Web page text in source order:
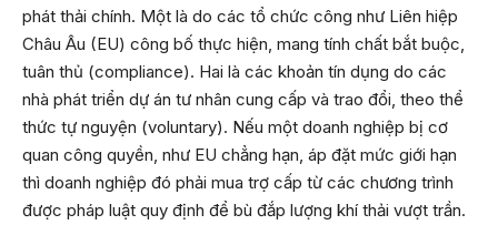
phát thải chính. Một là do các tổ chức công như Liên hiệp
Châu Âu (EU) công bố thực hiện, mang tính chất bắt buộc,
tuân thủ (compliance). Hai là các khoản tín dụng do các
nhà phát triển dự án tư nhân cung cấp và trao đổi, theo thể
thức tự nguyện (voluntary). Nếu một doanh nghiệp bị cơ
quan công quyền, như EU chẳng hạn, áp đặt mức giới hạn
thì doanh nghiệp đó phải mua trợ cấp từ các chương trình
được pháp luật quy định để bù đắp lượng khí thải vượt trần.